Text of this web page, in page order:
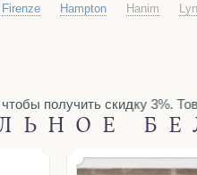
Firenze Hampton Hanim
получить скидку 3%.